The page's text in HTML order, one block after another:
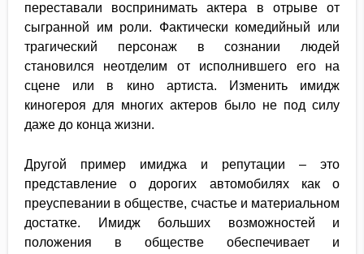
переставали воспринимать актера в отрыве от
сыгранной им роли. Фактически комедийный или
трагический персонаж в сознании людей
становился неотделим от исполнившего его на
сцене или в кино артиста. Изменить имидж
киногероя для многих актеров было не под силу
даже до конца жизни.
Другой пример имиджа и репутации – это
представление о дорогих автомобилях как о
преуспевании в обществе, счастье и материальном
достатке. Имидж больших возможностей и
положения в обществе обеспечивает и